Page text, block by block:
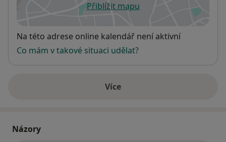
Přiblížit mapuse otevře v nové záložce
Dostupnost
Na této adrese online kalendář není aktivní
Co mám v takové situaci udělat?
Víceo adrese
Názory